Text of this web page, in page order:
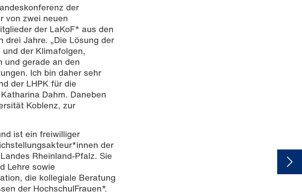
der
von zwei neuen
der LaKoF* aus den
Jahre. „Die Lösung der
der Klimafolgen,
und gerade an den
Ich bin daher sehr
der LHPK für die
Dahm. Daneben
Koblenz, zur
ist ein freiwilliger
der
Rheinland-Pfalz. Sie
Lehre sowie
die kollegiale Beratung
der HochschulFrauen*.